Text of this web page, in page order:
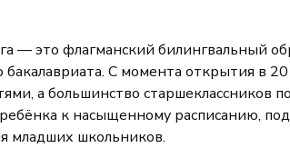
это флагманский билингвальный
С момента открытия в
а большинство
к насыщенному расписанию,
младших школьников.